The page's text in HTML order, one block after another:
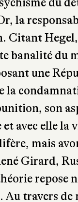
pas
mais
d’une
pas guérir
aurait
du
la
Citant
banalité du
une
la